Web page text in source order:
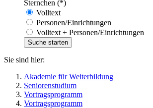
Sternchen (*)
Volltext
Personen/Einrichtungen
Volltext + Personen/Einrichtungen
Sie sind hier:
Akademie für Weiterbildung
Seniorenstudium
Vortragsprogramm
Vortragsprogramm